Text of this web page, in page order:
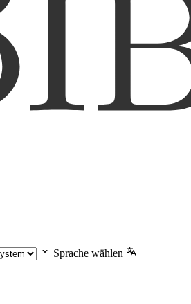
Sprache wählen